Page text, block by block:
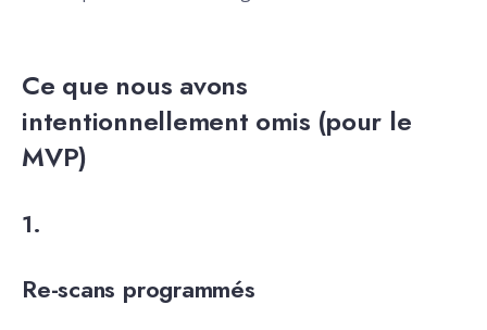
Ce que nous avons
intentionnellement omis (pour le
MVP)
1.
Re-scans programmés